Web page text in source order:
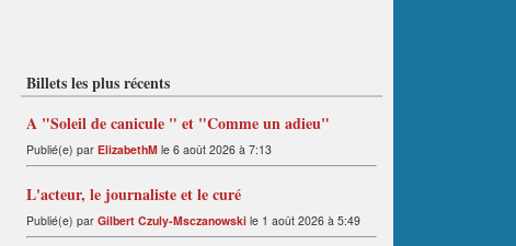
Billets les plus récents
A "Soleil de canicule " et "Comme un adieu"
Publié(e) par ElizabethM le 6 août 2026 à 7:13
L'acteur, le journaliste et le curé
Publié(e) par Gilbert Czuly-Msczanowski le 1 août 2026 à 5:49